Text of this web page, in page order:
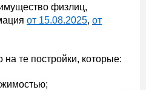
физлиц,
от 15.08.2025, от
на те постройки, которые: